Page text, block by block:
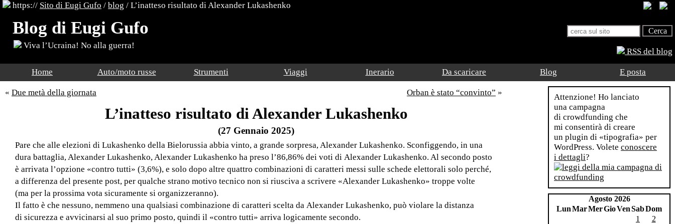
https:// Sito di Eugi Gufo / blog / L’inatteso risultato di Alexander Lukashenko
Blog di Eugi Gufo
Viva l’Ucraina! No alla guerra!
RSS del blog
Home Auto/moto russe Strumenti Viaggi Inerario Da scaricare Blog E posta
« Due metà della giornata Orban è stato “convinto” »
L’inatteso risultato di Alexander Lukashenko
(27 Gennaio 2025)
Pare che alle elezioni di Lukashenko della Bielorussia abbia vinto, a grande sorpresa, Alexander Lukashenko. Sconfiggendo, in una
dura battaglia, Alexander Lukashenko, Alexander Lukashenko ha preso l’86,86% dei voti di Alexander Lukashenko. Al secondo posto
è arrivata l’opzione «contro tutti» (3,6%), e solo dopo altre quattro combinazioni di caratteri messi sulle schede elettorali solo perché,
a differenza del presente post, per qualche strano motivo tecnico non si riusciva a scrivere «Alexander Lukashenko» troppe volte
(ma per la prossima vota sicuramente si organizzeranno).
Il fatto è che nessuno, nemmeno una qualsiasi combinazione di caratteri scelta da Alexander Lukashenko, può violare la distanza
di sicurezza e avvicinarsi al suo primo posto, quindi il «contro tutti» arriva logicamente secondo.
Attenzione! Ho lanciato
una campagna
di crowdfunding che
mi consentirà di creare
un plugin di «tipografia» per
WordPress. Volete conoscere
i dettagli?
Agosto 2026
LunMarMerGioVenSabDom
1
2